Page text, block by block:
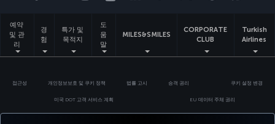
예약
및 관
리
경
험
특가 및
목적지
도
움
말
MILES&SMILES
CORPORATE
CLUB
Turkish
Airlines
접근성 개인정보보호 및 쿠키 정책 법률 고시 승객 권리 쿠키 설정 변경
미국 DOT 고객 서비스 계획 EU 데이터 주체 권리